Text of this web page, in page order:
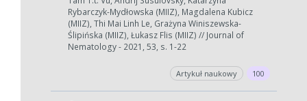
Rybarczyk-Mydłowska (MIIZ), Magdalena Kubicz
(MIIZ), Thi Mai Linh Le, Grażyna Winiszewska-
Ślipińska (MIIZ), Łukasz Flis (MIIZ) // Journal of
Nematology - 2021, 53, s. 1-22
Artykuł naukowy 100